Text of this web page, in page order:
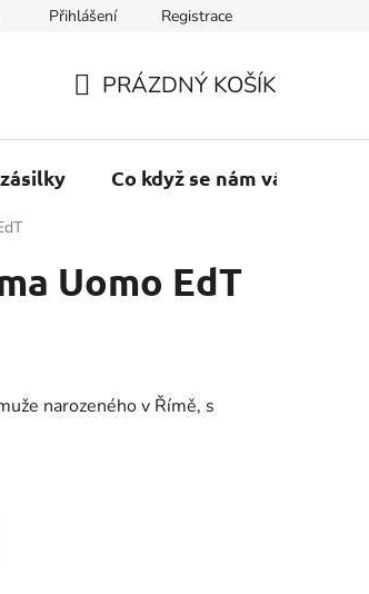
Přihlášení Registrace
KOŠÍK
PRÁZDNÝ KOŠÍK
Co když se nám váš balík
Uomo EdT
narozeného v Římě, s